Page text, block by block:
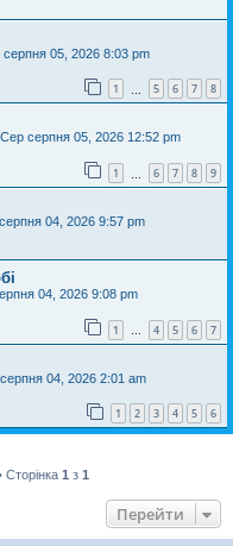
05, 2026 8:03 pm
1 5 6 7 8
Сер серпня 05, 2026 12:52 pm
1 6 7 8 9
серпня 04, 2026 9:57 pm
04, 2026 9:08 pm
1 … 4 5 6 7
серпня 04, 2026 2:01 am
1 2 3 4 5 6
Сторінка 1 з 1
Перейти